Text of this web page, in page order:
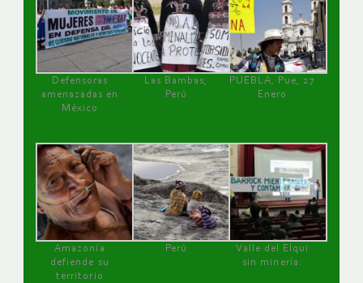
Defensoras
amenazadas en
México
Las Bambas,
Perú
PUEBLA, Pue, 27
Enero
Amazonía
defiende su
territorio
Perú
Valle del Elqui
sin minería.